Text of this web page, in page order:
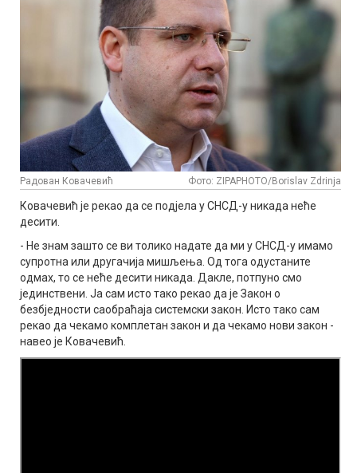
Радован Ковачевић Фото: ZIPAPHOTO/Borislav Zdrinja
Ковачевић је рекао да се подјела у СНСД-у никада неће
десити.
- Не знам зашто се ви толико надате да ми у СНСД-у имамо
супротна или другачија мишљења. Од тога одустаните
одмах, то се неће десити никада. Дакле, потпуно смо
јединствени. Ја сам исто тако рекао да је Закон о
безбједности саобраћаја системски закон. Исто тако сам
рекао да чекамо комплетан закон и да чекамо нови закон -
навео је Ковачевић.